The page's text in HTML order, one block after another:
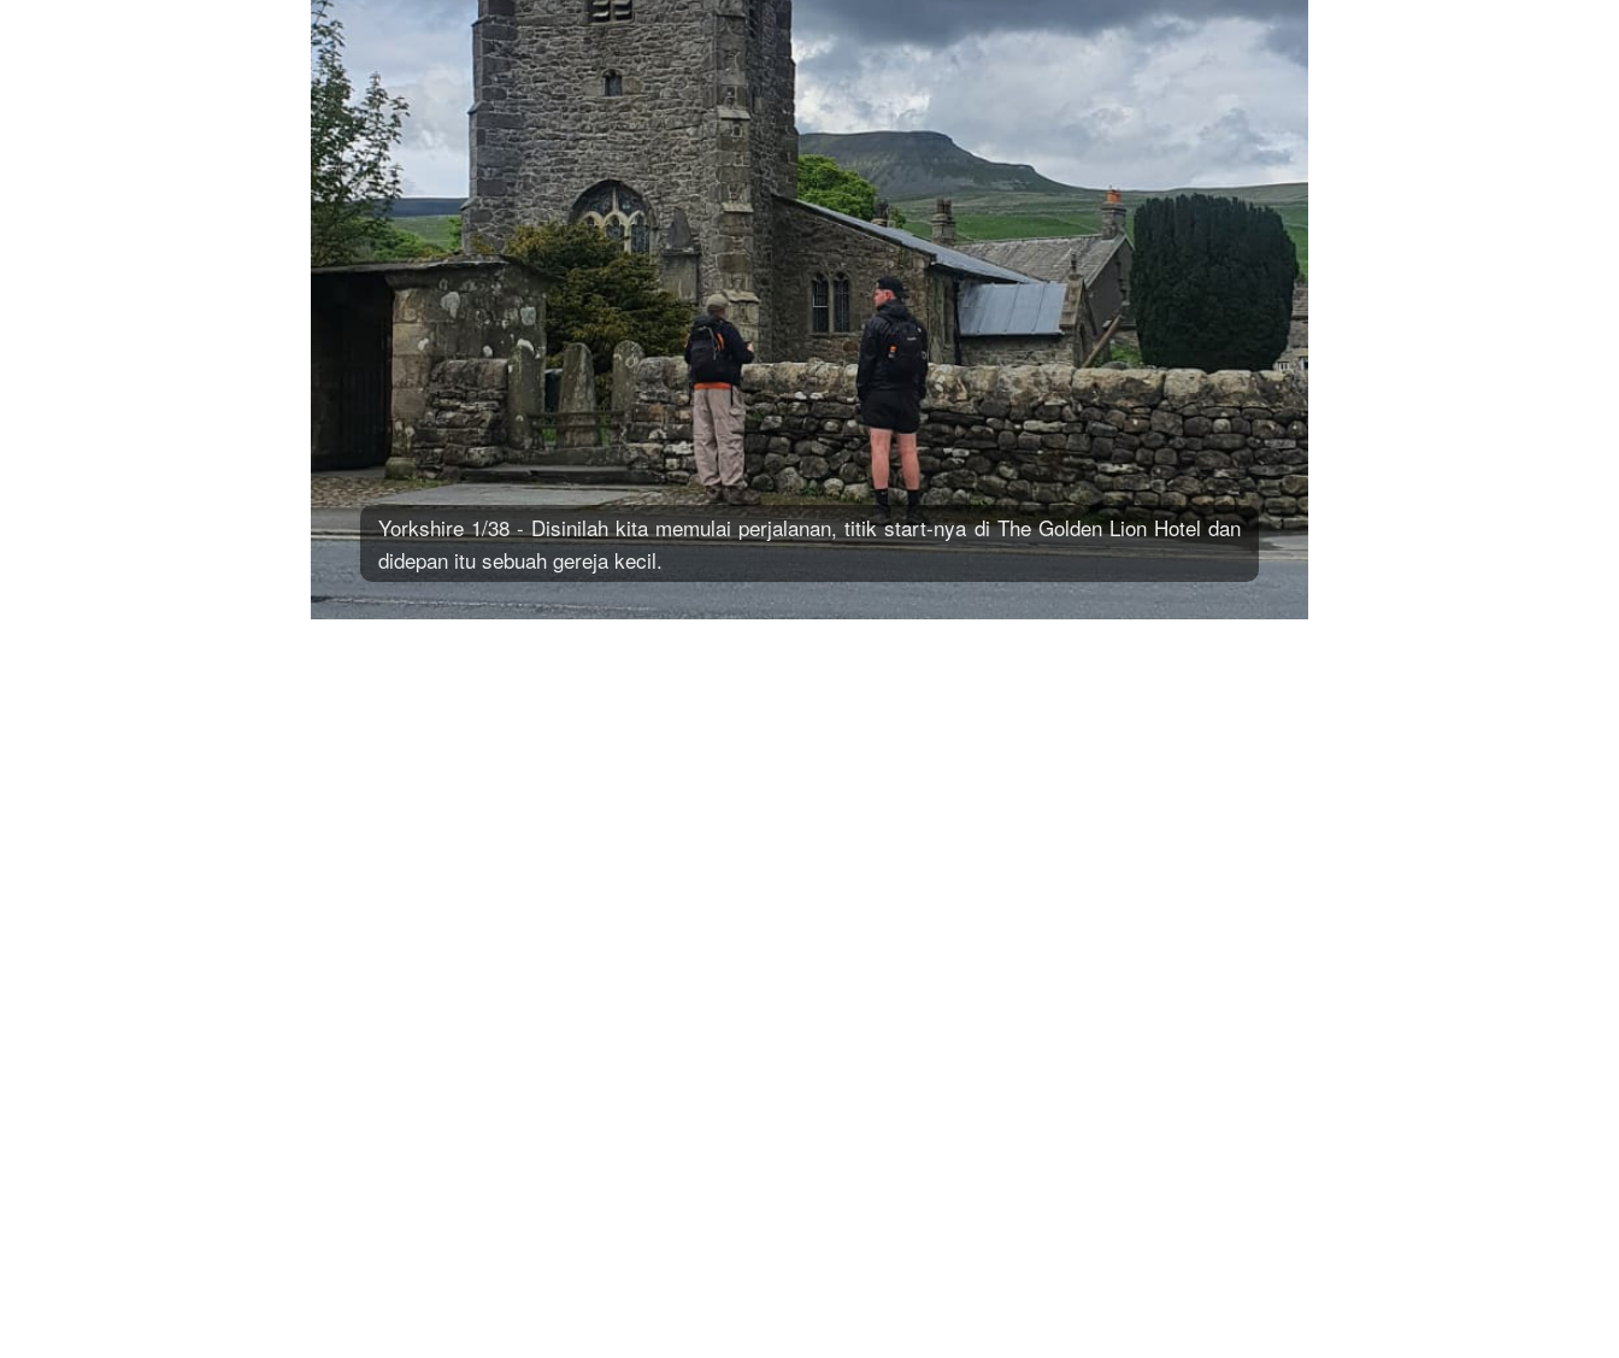
Yorkshire 1/38 - Disinilah kita memulai perjalanan, titik start-nya di The Golden Lion Hotel dan
didepan itu sebuah gereja kecil.